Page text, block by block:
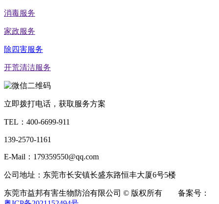
消毒服务
家政服务
除四害服务
开荒清洁服务
立即拨打电话，获取服务方案
TEL： 400-6699-911
139-2570-1161
E-Mail：179359550@qq.com
公司地址：东莞市长安镇长盛东路恒丰大厦6号5楼
东莞市益邦有害生物防治有限公司 © 版权所有 备案号：